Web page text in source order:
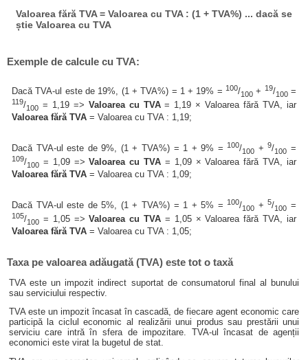
Valoarea fără TVA = Valoarea cu TVA : (1 + TVA%) ... dacă se
știe Valoarea cu TVA
Exemple de calcule cu TVA:
Dacă TVA-ul este de 19%, (1 + TVA%) = 1 + 19% = 100/100+ 19/100=
119/100 = 1,19 => Valoarea cu TVA= 1,19 × Valoarea fără TVA, iar
Valoarea fără TVA = Valoarea cu TVA : 1,19;
Dacă TVA-ul este de 9%, (1 + TVA%) = 1 + 9% =100/100 +9/100 =
109/100 = 1,09 =>Valoarea cu TVA = 1,09 × Valoarea fără TVA, iar
Valoarea fără TVA = Valoarea cu TVA : 1,09;
Dacă TVA-ul este de 5%, (1 + TVA%) = 1 + 5% =100/100 +5/100 =
105/100 = 1,05 =>Valoarea cu TVA = 1,05 × Valoarea fără TVA, iar
Valoarea fără TVA = Valoarea cu TVA : 1,05;
Taxa pe valoarea adăugată (TVA) este tot o taxă
TVA este un impozit indirect suportat de consumatorul final al bunului
sau serviciului respectiv.
TVA este un impozit încasat în cascadă, de fiecare agent economic care
participă la ciclul economic al realizării unui produs sau prestării unui
serviciu care intră în sfera de impozitare. TVA-ul încasat de agenții
economici este virat la bugetul de stat.